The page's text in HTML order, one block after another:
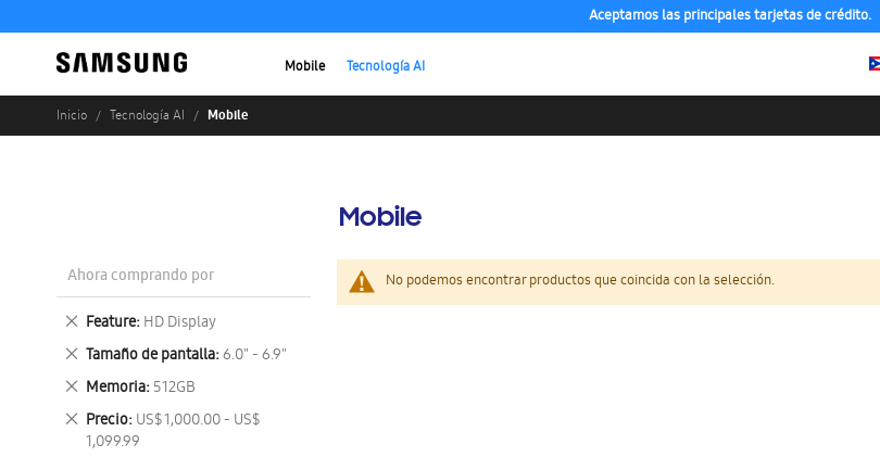
Aceptamos las principales tarjetas de crédito.
Mobile Tecnología AI
Inicio Tecnología AI Mobile
Mobile
No podemos encontrar productos que coincida con la selección.
Ahora comprando por
Feature HD Display
Eliminar
este
artículo
Tamaño de pantalla 6.0" - 6.9"
Eliminar
este
artículo
Memoria 512GB
Eliminar
este
artículo
Precio US$ 1,000.00 - US$
1,099.99
Eliminar
este